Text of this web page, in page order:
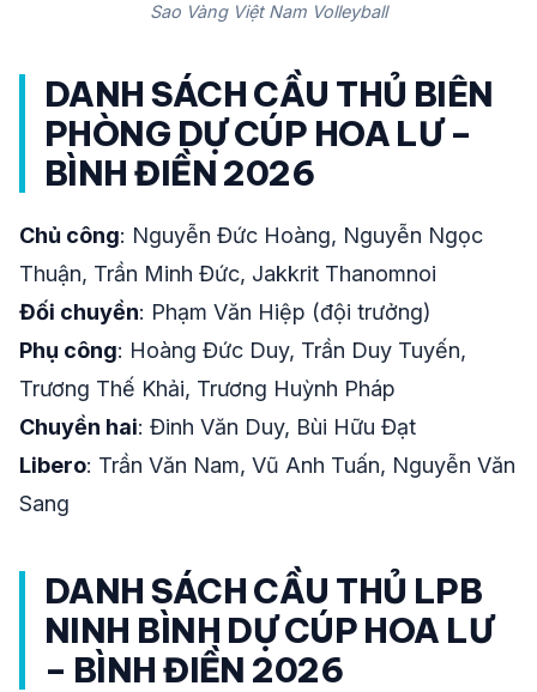
Sao Vàng Việt Nam Volleyball
DANH SÁCH CẦU THỦ BIÊN
PHÒNG DỰ CÚP HOA LƯ –
BÌNH ĐIỀN 2026
Chủ công: Nguyễn Đức Hoàng, Nguyễn Ngọc
Thuận, Trần Minh Đức, Jakkrit Thanomnoi
Đối chuyền: Phạm Văn Hiệp (đội trưởng)
Phụ công: Hoàng Đức Duy, Trần Duy Tuyến,
Trương Thế Khải, Trương Huỳnh Pháp
Chuyền hai: Đinh Văn Duy, Bùi Hữu Đạt
Libero: Trần Văn Nam, Vũ Anh Tuấn, Nguyễn Văn
Sang
DANH SÁCH CẦU THỦ LPB
NINH BÌNH DỰ CÚP HOA LƯ
– BÌNH ĐIỀN 2026